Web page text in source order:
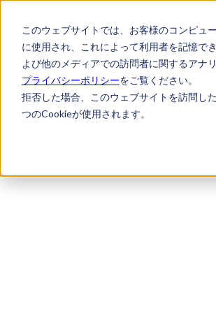
このウェブサイトでは、お客様のコンピュ
に使用され、これによって利用者を記憶で
よび他のメディアでの訪問者に関するアナ
プライバシーポリシーをご覧ください。
拒否した場合、このウェブサイトを訪問し
つのCookieが使用されます。